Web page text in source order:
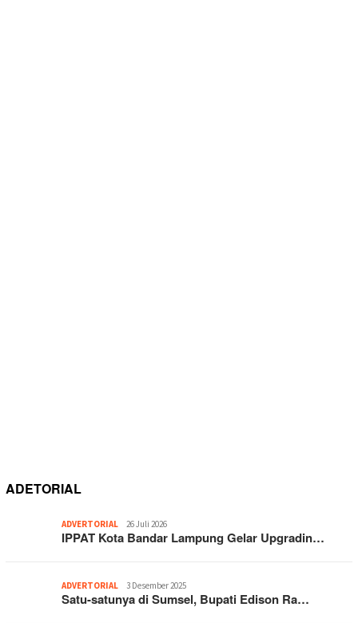
ADETORIAL
ADVERTORIAL 26 Juli 2026
IPPAT Kota Bandar Lampung Gelar Upgradin…
ADVERTORIAL 3 Desember 2025
Satu-satunya di Sumsel, Bupati Edison Ra…